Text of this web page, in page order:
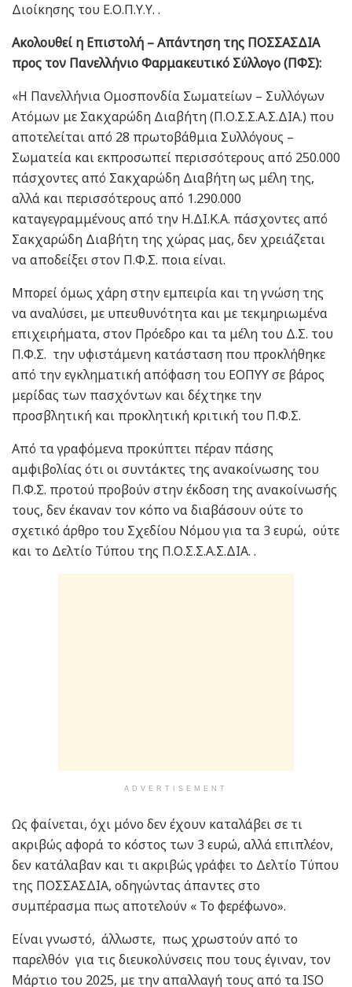
Διοίκησης του Ε.Ο.Π.Υ.Υ. .
Ακολουθεί η Επιστολή – Απάντηση της ΠΟΣΣΑΣΔΙΑ
προς τον Πανελλήνιο Φαρμακευτικό Σύλλογο (ΠΦΣ):
«Η Πανελλήνια Ομοσπονδία Σωματείων – Συλλόγων
Ατόμων με Σακχαρώδη Διαβήτη (Π.Ο.Σ.Σ.Α.Σ.ΔΙΑ.) που
αποτελείται από 28 πρωτοβάθμια Συλλόγους –
Σωματεία και εκπροσωπεί περισσότερους από 250.000
πάσχοντες από Σακχαρώδη Διαβήτη ως μέλη της,
αλλά και περισσότερους από 1.290.000
καταγεγραμμένους από την Η.ΔΙ.Κ.Α. πάσχοντες από
Σακχαρώδη Διαβήτη της χώρας μας, δεν χρειάζεται
να αποδείξει στον Π.Φ.Σ. ποια είναι.
Μπορεί όμως χάρη στην εμπειρία και τη γνώση της
να αναλύσει, με υπευθυνότητα και με τεκμηριωμένα
επιχειρήματα, στον Πρόεδρο και τα μέλη του Δ.Σ. του
Π.Φ.Σ. την υφιστάμενη κατάσταση που προκλήθηκε
από την εγκληματική απόφαση του ΕΟΠΥΥ σε βάρος
μερίδας των πασχόντων και δέχτηκε την
προσβλητική και προκλητική κριτική του Π.Φ.Σ.
Από τα γραφόμενα προκύπτει πέραν πάσης
αμφιβολίας ότι οι συντάκτες της ανακοίνωσης του
Π.Φ.Σ. προτού προβούν στην έκδοση της ανακοίνωσής
τους, δεν έκαναν τον κόπο να διαβάσουν ούτε το
σχετικό άρθρο του Σχεδίου Νόμου για τα 3 ευρώ, ούτε
και το Δελτίο Τύπου της Π.Ο.Σ.Σ.Α.Σ.ΔΙΑ. .
ADVERTISEMENT
Ως φαίνεται, όχι μόνο δεν έχουν καταλάβει σε τι
ακριβώς αφορά το κόστος των 3 ευρώ, αλλά επιπλέον,
δεν κατάλαβαν και τι ακριβώς γράφει το Δελτίο Τύπου
της ΠΟΣΣΑΣΔΙΑ, οδηγώντας άπαντες στο
συμπέρασμα πως αποτελούν « Το φερέφωνο».
Είναι γνωστό, άλλωστε, πως χρωστούν από το
παρελθόν για τις διευκολύνσεις που τους έγιναν, τον
Μάρτιο του 2025, με την απαλλαγή τους από τα ISO